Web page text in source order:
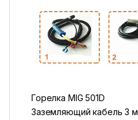
Горелка MIG 501D
Заземляющий кабель 3 м